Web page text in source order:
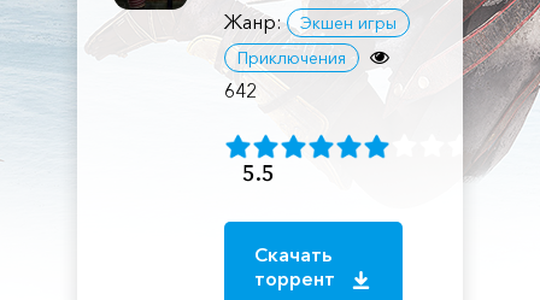
Жанр:
Экшен игры
Приключения
642
5.5
Скачать
торрент